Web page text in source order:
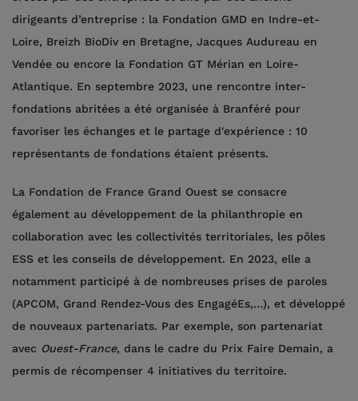
dirigeants d’entreprise : la Fondation GMD en Indre-et-
Loire, Breizh BioDiv en Bretagne, Jacques Audureau en
Vendée ou encore la Fondation GT Mérian en Loire-
Atlantique. En septembre 2023, une rencontre inter-
fondations abritées a été organisée à Branféré pour
favoriser les échanges et le partage d'expérience : 10
représentants de fondations étaient présents.
La Fondation de France Grand Ouest se consacre
également au développement de la philanthropie en
collaboration avec les collectivités territoriales, les pôles
ESS et les conseils de développement. En 2023, elle a
notamment participé à de nombreuses prises de paroles
(APCOM, Grand Rendez-Vous des EngagéEs,…), et développé
de nouveaux partenariats. Par exemple, son partenariat
avec Ouest-France, dans le cadre du Prix Faire Demain, a
permis de récompenser 4 initiatives du territoire.